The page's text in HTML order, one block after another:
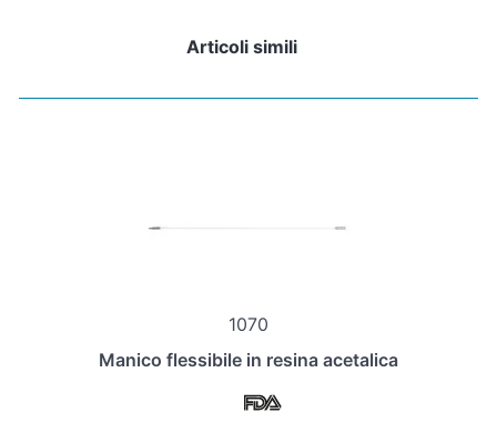
Articoli simili
1070
Manico flessibile in resina acetalica